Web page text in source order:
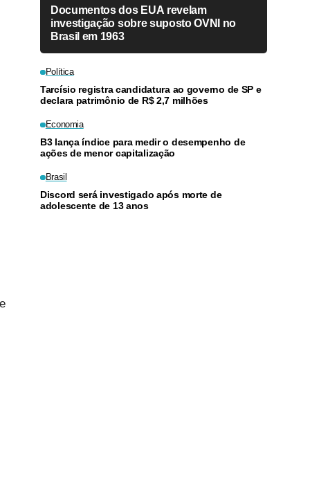
Documentos dos EUA revelam
investigação sobre suposto OVNI no
Brasil em 1963
Política
Tarcísio registra candidatura ao governo de SP e
declara patrimônio de R$ 2,7 milhões
Economia
B3 lança índice para medir o desempenho de
ações de menor capitalização
Brasil
Discord será investigado após morte de
adolescente de 13 anos